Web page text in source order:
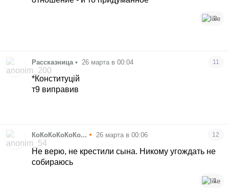
3
Рассказница • 26 марта в 00:04 11
*Конституцій
т9 виправив
КоКоКоКоКоКо... • 26 марта в 00:06 12
Не верю, не крестили сына. Никому угождать не
собираюсь
1